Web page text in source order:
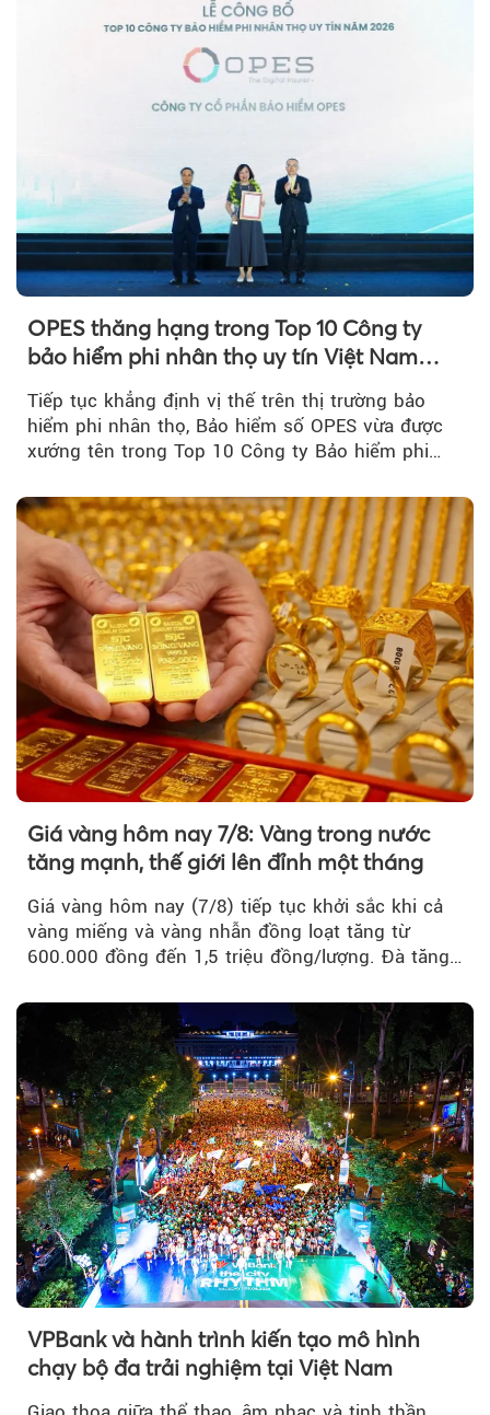
OPES thăng hạng trong Top 10 Công ty
bảo hiểm phi nhân thọ uy tín Việt Nam
2026
Tiếp tục khẳng định vị thế trên thị trường bảo
hiểm phi nhân thọ, Bảo hiểm số OPES vừa được
xướng tên trong Top 10 Công ty Bảo hiểm phi
Giá vàng hôm nay 7/8: Vàng trong nước
tăng mạnh, thế giới lên đỉnh một tháng
Giá vàng hôm nay (7/8) tiếp tục khởi sắc khi cả
vàng miếng và vàng nhẫn đồng loạt tăng từ
600.000 đồng đến 1,5 triệu đồng/lượng. Đà tăng
vàng thế giới bứt phá lên mức cao nhất trong
một tháng.
VPBank và hành trình kiến tạo mô hình
chạy bộ đa trải nghiệm tại Việt Nam